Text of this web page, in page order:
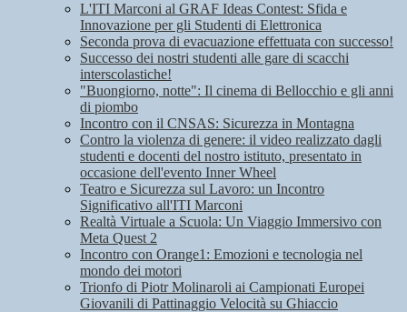
L'ITI Marconi al GRAF Ideas Contest: Sfida e
Innovazione per gli Studenti di Elettronica
Seconda prova di evacuazione effettuata con successo!
Successo dei nostri studenti alle gare di scacchi
interscolastiche!
"Buongiorno, notte": Il cinema di Bellocchio e gli anni
di piombo
Incontro con il CNSAS: Sicurezza in Montagna
Contro la violenza di genere: il video realizzato dagli
studenti e docenti del nostro istituto, presentato in
occasione dell'evento Inner Wheel
Teatro e Sicurezza sul Lavoro: un Incontro
Significativo all'ITI Marconi
Realtà Virtuale a Scuola: Un Viaggio Immersivo con
Meta Quest 2
Incontro con Orange1: Emozioni e tecnologia nel
mondo dei motori
Trionfo di Piotr Molinaroli ai Campionati Europei
Giovanili di Pattinaggio Velocità su Ghiaccio